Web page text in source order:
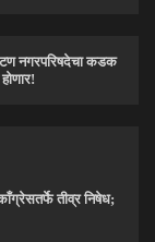
नगरपरिषदेचा कडक
तीव्र निषेध;